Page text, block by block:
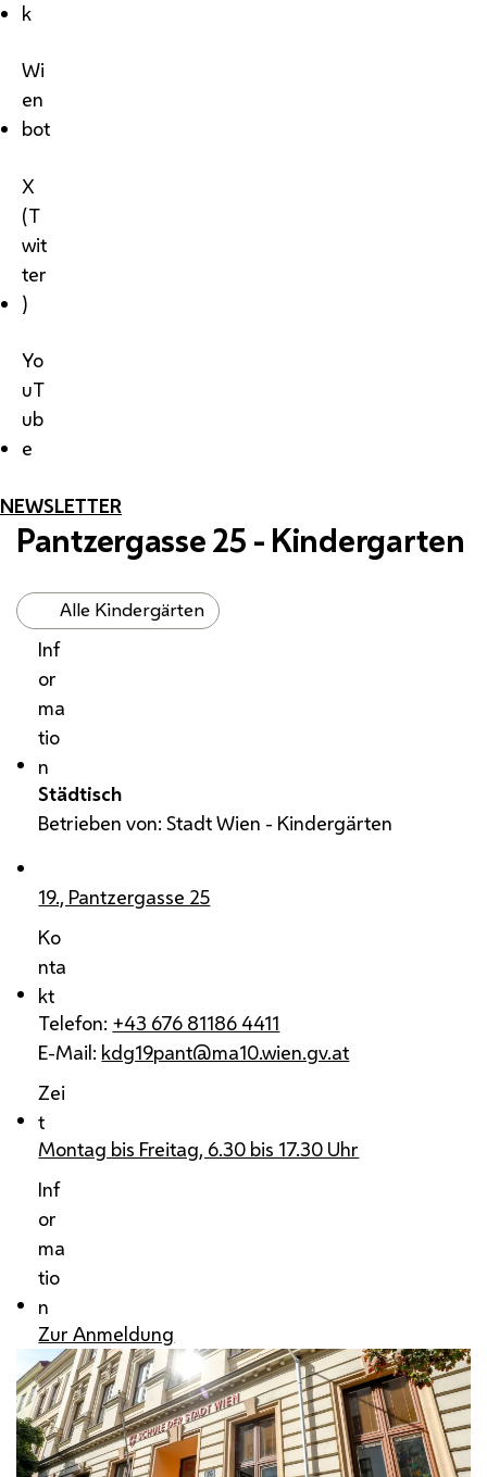
k
Wi
en
bot
X
(T
wit
ter
)
Yo
uT
ub
e
NEWSLETTER
Pantzergasse 25 - Kindergarten
Alle Kindergärten
Inf
or
ma
tio
n
Städtisch
Betrieben von: Stadt Wien - Kindergärten
19., Pantzergasse 25
Ko
nta
kt
Telefon: +43 676 81186 4411
E-Mail: kdg19pant@ma10.wien.gv.at
Zei
t
Montag bis Freitag, 6.30 bis 17.30 Uhr
Inf
or
ma
tio
n
Zur Anmeldung